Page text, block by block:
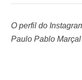
O perfil do
Paulo Pablo